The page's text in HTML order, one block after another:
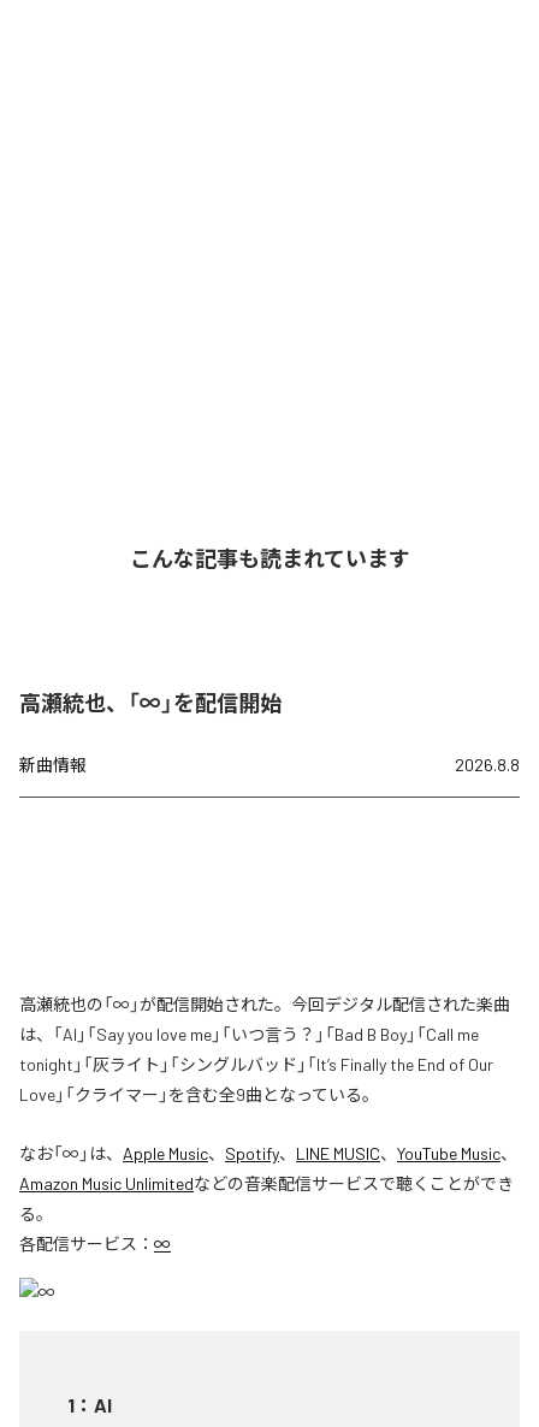
こんな記事も読まれています
高瀬統也、「∞」を配信開始
新曲情報 2026.8.8
高瀬統也の「∞」が配信開始された。今回デジタル配信された楽曲
は、「AI」「Say you love me」「いつ言う？」「Bad B Boy」「Call me
tonight」「灰ライト」「シングルバッド」「It’s Finally the End of Our
Love」「クライマー」を含む全9曲となっている。
なお「∞ 」は、 Apple Music、 Spotify、 LINE MUSIC、 YouTube Music、
Amazon Music Unlimitedなどの音楽配信サービスで聴くことができ
る。
各配信サービス： ∞
1 ： AI